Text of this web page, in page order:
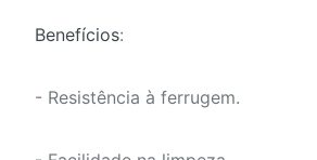
Benefícios:
- Resistência à ferrugem.